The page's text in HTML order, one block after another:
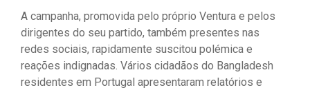
A campanha, promovida pelo próprio Ventura e pelos
dirigentes do seu partido, também presentes nas
redes sociais, rapidamente suscitou polémica e
reações indignadas. Vários cidadãos do Bangladesh
residentes em Portugal apresentaram relatórios e